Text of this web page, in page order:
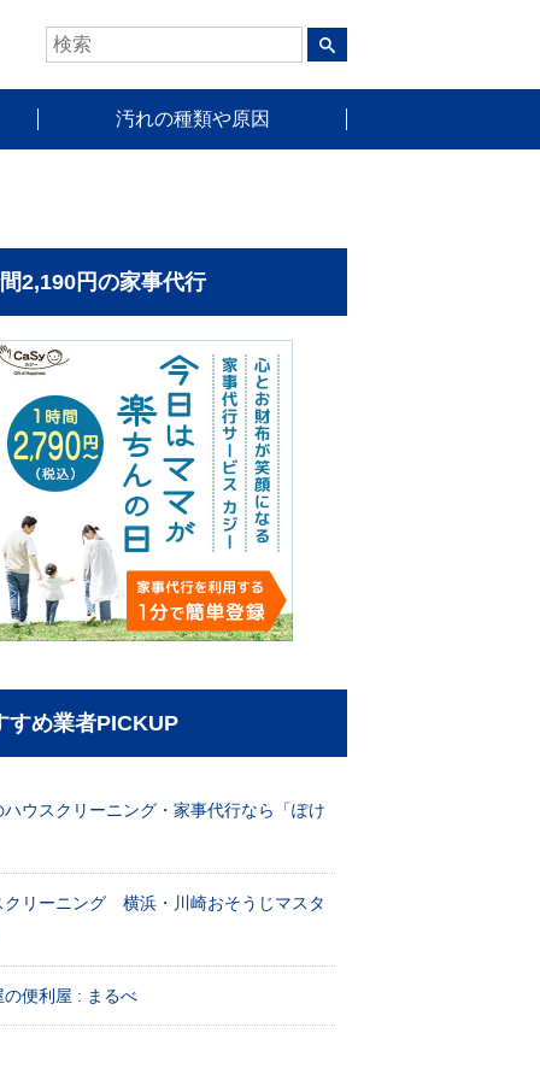
汚れの種類や原因
2,190円の家事代行
すめ業者PICKUP
ハウスクリーニング・家事代行なら「ぽけ
クリーニング 横浜・川崎おそうじマスタ
の便利屋 : まるべ